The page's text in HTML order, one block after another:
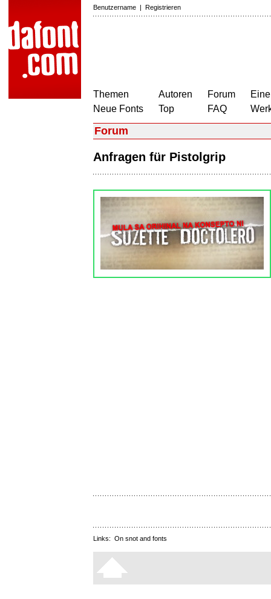
Benutzername | Registrieren
Themen
Neue Fonts
Autoren
Top
Forum
FAQ
Forum
Anfragen für Pistolgrip
Links: On snot and fonts